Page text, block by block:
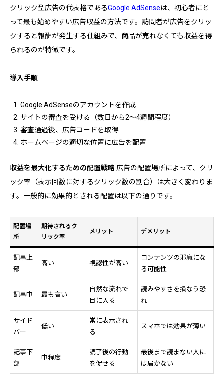
クリック型広告の代表格であるGoogle AdSenseは、初心者にと
って最も始めやすい広告収益の方法です。訪問者が広告をクリッ
クすると報酬が発生する仕組みで、商品が売れなくても収益を得
られるのが特徴です。
導入手順
Google AdSenseのアカウントを作成
サイトの審査を受ける（数日から2〜4週間程度）
審査通過後、広告コードを取得
ホームページの適切な位置に広告を配置
収益を最大化するための配置戦略 広告の配置場所によって、クリ
ック率（表示回数に対するクリック数の割合）は大きく変わりま
す。一般的に効果的とされる配置は以下の通りです。
配置場
所
期待されるク
リック率
メリット デメリット
記事上
部
高い 視認性が高い
コンテンツの邪魔にな
る可能性
記事中 最も高い
自然な流れで
目に入る
読みやすさを損なう恐
れ
サイド
バー
低い
常に表示され
る
スマホでは効果が薄い
記事下
部
中程度
読了後の行動
を促せる
最後まで読まない人に
は届かない